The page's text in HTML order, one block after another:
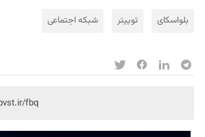
بلواسکای توییتر شبکه‌ اجتماعی
fbq